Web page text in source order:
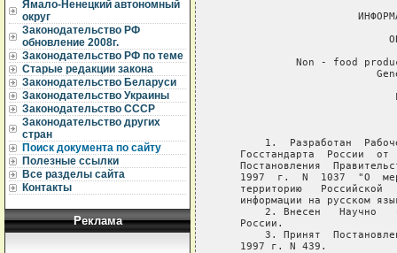
Ямало-Ненецкий автономный
округ
Законодательство РФ
обновление 2008г.
Законодательство РФ по теме
Старые редакции закона
Законодательство Беларуси
Законодательство Украины
Законодательство СССР
Законодательство других
стран
Поиск документа по сайту
Полезные ссылки
Все разделы сайта
Контакты
Реклама